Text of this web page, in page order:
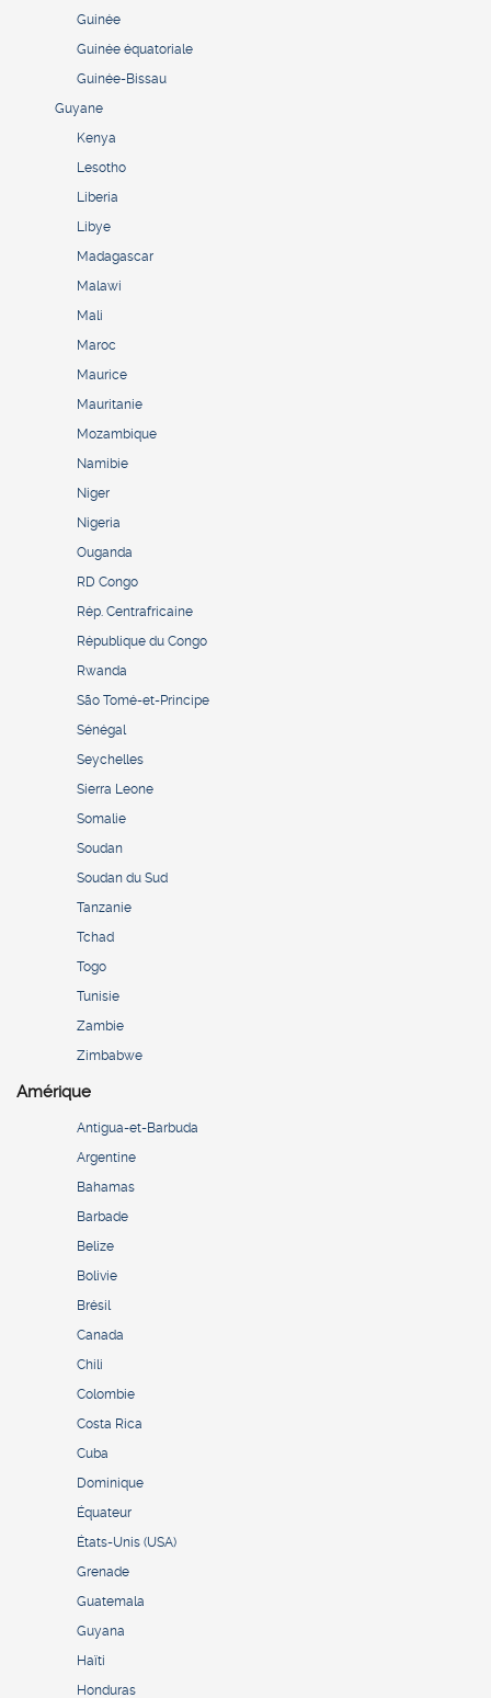
Guinée
Guinée équatoriale
Guinée-Bissau
Guyane
Kenya
Lesotho
Liberia
Libye
Madagascar
Malawi
Mali
Maroc
Maurice
Mauritanie
Mozambique
Namibie
Niger
Nigeria
Ouganda
RD Congo
Rép. Centrafricaine
République du Congo
Rwanda
São Tomé-et-Principe
Sénégal
Seychelles
Sierra Leone
Somalie
Soudan
Soudan du Sud
Tanzanie
Tchad
Togo
Tunisie
Zambie
Zimbabwe
Amérique
Antigua-et-Barbuda
Argentine
Bahamas
Barbade
Belize
Bolivie
Brésil
Canada
Chili
Colombie
Costa Rica
Cuba
Dominique
Équateur
États-Unis (USA)
Grenade
Guatemala
Guyana
Haïti
Honduras